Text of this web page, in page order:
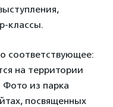
классы.
соответствующее:
на территории
Фото из парка
посвященных